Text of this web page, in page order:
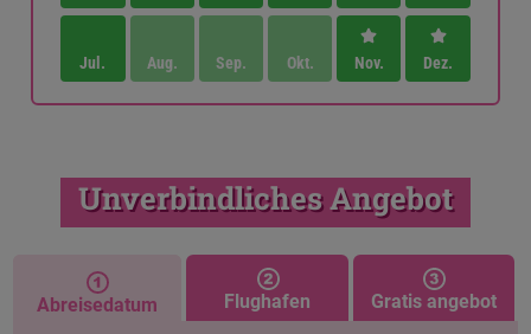
Jul. Aug. Sep. Okt. Nov. Dez.
Unverbindliches Angebot
Abreisedatum Flughafen Gratis angebot